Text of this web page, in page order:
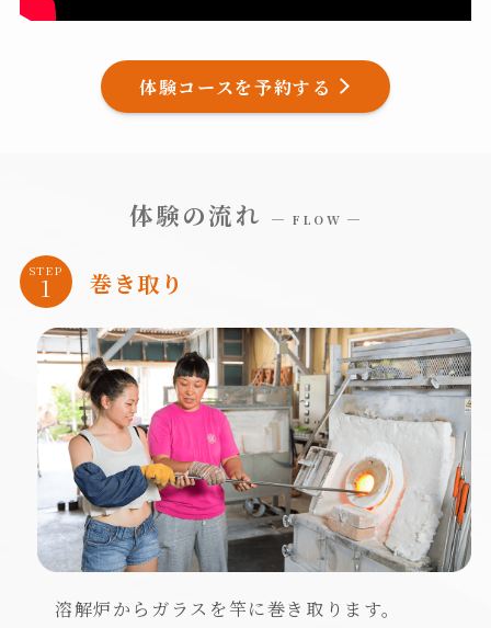
体験コースを予約する
体験の流れ ─ FLOW ─
STEP 巻き取り
溶解炉からガラスを竿に巻き取ります。